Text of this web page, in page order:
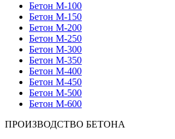
Бетон М-100
Бетон М-150
Бетон М-200
Бетон М-250
Бетон М-300
Бетон М-350
Бетон М-400
Бетон М-450
Бетон М-500
Бетон М-600
ПРОИЗВОДСТВО БЕТОНА